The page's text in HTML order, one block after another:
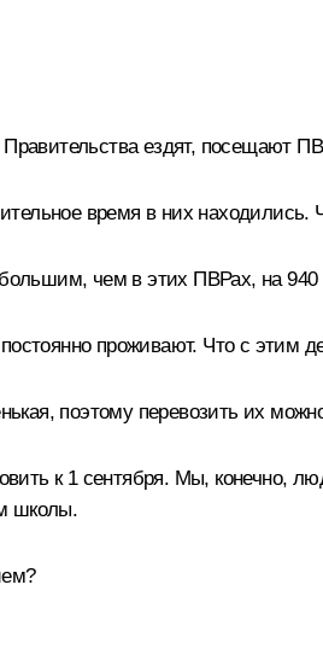
ездят, посещают
время в них находились.
чем в этих ПВРах, на 940
проживают. Что с этим
поэтому перевозить их
к 1 сентября. Мы, конечно,
школы.